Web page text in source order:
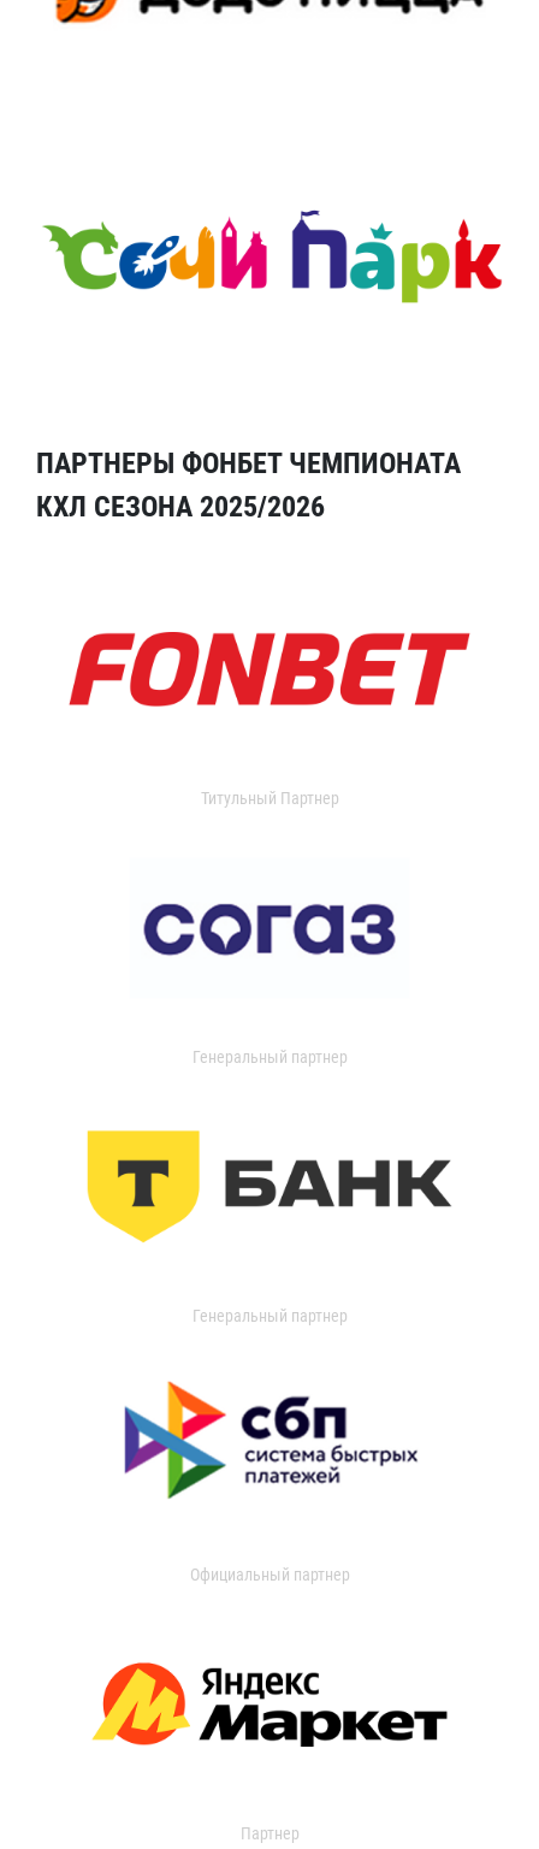
ПАРТНЕРЫ ФОНБЕТ ЧЕМПИОНАТА
КХЛ СЕЗОНА 2025/2026
Титульный Партнер
Генеральный партнер
Генеральный партнер
Официальный партнер
Партнер